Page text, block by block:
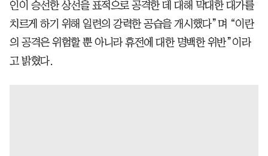
인이 승선한 상선을 표적으로 공격한 데 대해 막대한 대가를
치르게 하기 위해 일련의 강력한 공습을 개시했다”며 “이란
의 공격은 위험할 뿐 아니라 휴전에 대한 명백한 위반”이라
고 밝혔다.